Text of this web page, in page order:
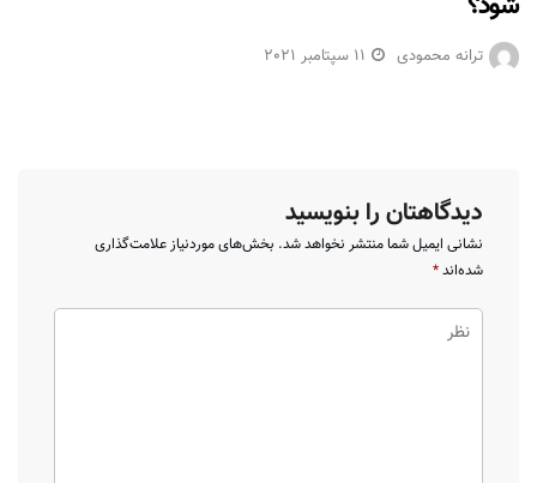
ترانه محمودی 11 سپتامبر 2021
دیدگاهتان را بنویسید
نشانی ایمیل شما منتشر نخواهد شد. بخش‌های موردنیاز علامت‌گذاری
شده‌اند*